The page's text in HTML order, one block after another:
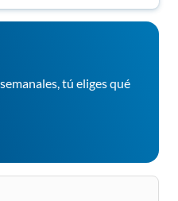
tú eliges qué